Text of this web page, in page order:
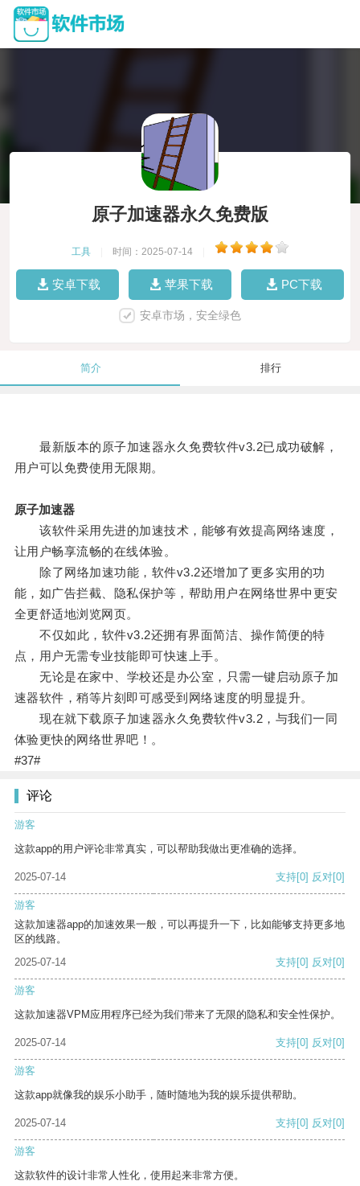
原子加速器永久免费版
工具 时间：2025-07-14
安卓下载 苹果下载 PC下载
安卓市场，安全绿色
简介 排行
最新版本的原子加速器永久免费软件v3.2已成功破解，
用户可以免费使用无限期。
原子加速器
该软件采用先进的加速技术，能够有效提高网络速度，
让用户畅享流畅的在线体验。
除了网络加速功能，软件v3.2还增加了更多实用的功
能，如广告拦截、隐私保护等，帮助用户在网络世界中更安
全更舒适地浏览网页。
不仅如此，软件v3.2还拥有界面简洁、操作简便的特
点，用户无需专业技能即可快速上手。
无论是在家中、学校还是办公室，只需一键启动原子加
速器软件，稍等片刻即可感受到网络速度的明显提升。
现在就下载原子加速器永久免费软件v3.2，与我们一同
体验更快的网络世界吧！。
#37#
评论
游客
这款app的用户评论非常真实，可以帮助我做出更准确的选择。
2025-07-14 支持[0] 反对[0]
游客
这款加速器app的加速效果一般，可以再提升一下，比如能够支持更多地
区的线路。
2025-07-14
支持[0] 反对[0]
游客
这款加速器VPM应用程序已经为我们带来了无限的隐私和安全性保护。
2025-07-14 支持[0] 反对[0]
游客
这款app就像我的娱乐小助手，随时随地为我的娱乐提供帮助。
2025-07-14 支持[0] 反对[0]
游客
这款软件的设计非常人性化，使用起来非常方便。